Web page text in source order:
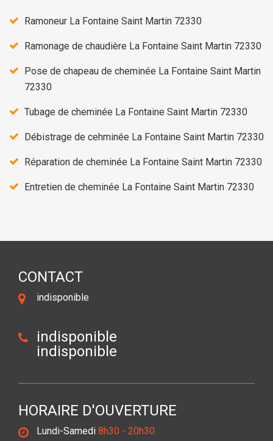
Ramoneur La Fontaine Saint Martin 72330
Ramonage de chaudière La Fontaine Saint Martin 72330
Pose de chapeau de cheminée La Fontaine Saint Martin
72330
Tubage de cheminée La Fontaine Saint Martin 72330
Débistrage de cehminée La Fontaine Saint Martin 72330
Réparation de cheminée La Fontaine Saint Martin 72330
Entretien de cheminée La Fontaine Saint Martin 72330
CONTACT
indisponible
indisponible
indisponible
HORAIRE D'OUVERTURE
Lundi-Samedi 8h30 - 20h30